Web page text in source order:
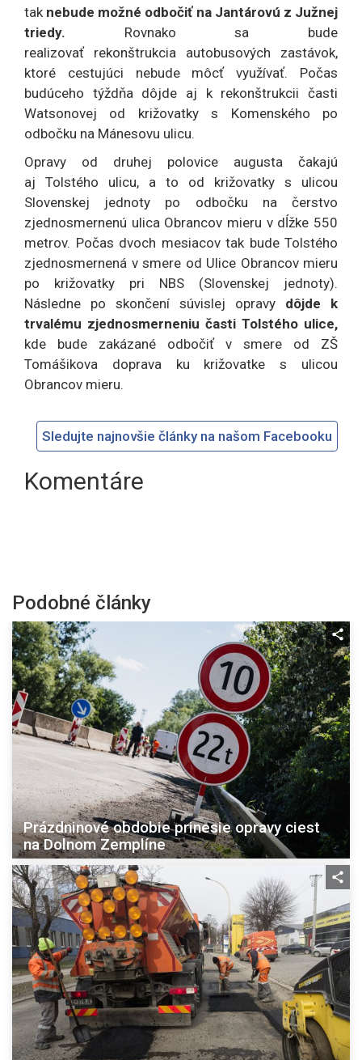
tak nebude možné odbočiť na Jantárovú z Južnej
triedy. Rovnako sa bude
realizovať rekonštrukcia autobusových zastávok,
ktoré cestujúci nebude môcť využívať. Počas
budúceho týždňa dôjde aj k rekonštrukcii časti
Watsonovej od križovatky s Komenského po
odbočku na Mánesovu ulicu.
Opravy od druhej polovice augusta čakajú
aj Tolstého ulicu, a to od križovatky s ulicou
Slovenskej jednoty po odbočku na čerstvo
zjednosmernenú ulica Obrancov mieru v dĺžke 550
metrov. Počas dvoch mesiacov tak bude Tolstého
zjednosmernená v smere od Ulice Obrancov mieru
po križovatky pri NBS (Slovenskej jednoty).
Následne po skončení súvislej opravy dôjde k
trvalému zjednosmerneniu časti Tolstého ulice,
kde bude zakázané odbočiť v smere od ZŠ
Tomášikova doprava ku križovatke s ulicou
Obrancov mieru.
Sledujte najnovšie články na našom Facebooku
Komentáre
Podobné články
Prázdninové obdobie prinesie opravy ciest
na Dolnom Zemplíne